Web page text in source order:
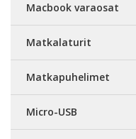
Macbook varaosat
Matkalaturit
Matkapuhelimet
Micro-USB